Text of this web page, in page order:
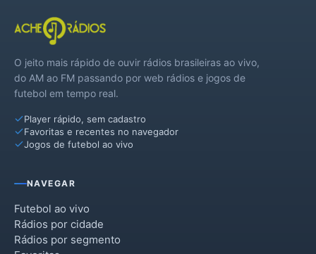
O jeito mais rápido de ouvir rádios brasileiras ao vivo,
do AM ao FM passando por web rádios e jogos de
futebol em tempo real.
Player rápido, sem cadastro
Favoritas e recentes no navegador
Jogos de futebol ao vivo
NAVEGAR
Futebol ao vivo
Rádios por cidade
Rádios por segmento